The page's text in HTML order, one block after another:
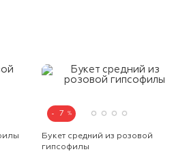
7
Букет средний из розовой
гипсофилы